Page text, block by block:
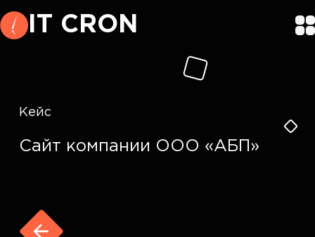
IT CRON
Кейс
Сайт компании ООО «АБП»